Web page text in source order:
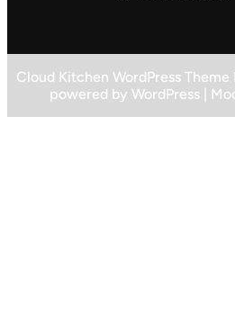
Cloud Kitchen WordPress Theme
powered by WordPress|